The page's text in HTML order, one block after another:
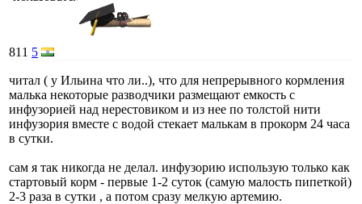
811 5
читал ( у Ильина что ли..), что для непрерывного кормления
малька некоторые разводчики размещают емкость с
инфузорией над нерестовиком и из нее по толстой нити
инфузория вместе с водой стекает малькам в прокорм 24 часа
в сутки.
сам я так никогда не делал. инфузорию использую только как
стартовый корм - первые 1-2 суток (самую малость пипеткой)
2-3 раза в сутки , а потом сразу мелкую артемию.